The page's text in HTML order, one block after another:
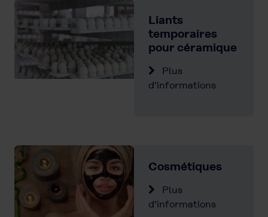
Liants
temporaires
pour céramique
Plus
d'informations
Cosmétiques
Plus
d'informations